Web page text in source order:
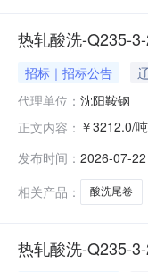
热轧酸洗-Q235-
招标｜招标公告
代理单位： 沈阳鞍钢
正文内容： ￥3212.0/
产线名称:
发布时间： 2026-07-
相关产品：
酸洗尾卷
热轧酸洗-Q235-